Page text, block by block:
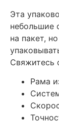
Эта
небольшие
на пакет,
Свяжитесь
Рама